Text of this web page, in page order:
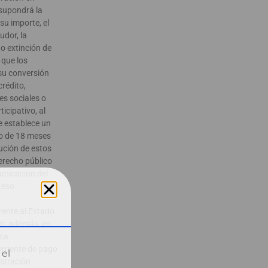
la
importe, el
la
extinción de
los
conversión
sociales o
al
establece un
de 18 meses
de estos
público
al Estado
además, en
de pago